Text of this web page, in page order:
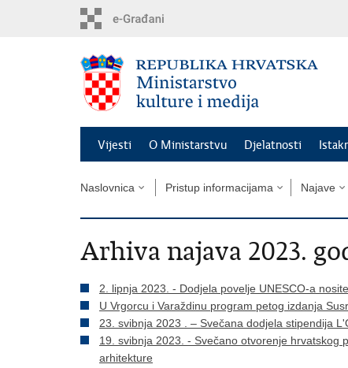
Vijesti O Ministarstvu Djelatnosti
Naslovnica Pristup informacijama Najave
Arhiva najava 2023.
2. lipnja 2023. - Dodjela povelje UNESCO-a
U Vrgorcu i Varaždinu program petog izdanja
23. svibnja 2023 . – Svečana dodjela stipendija
19. svibnja 2023. - Svečano otvorenje hrvatskog
arhitekture